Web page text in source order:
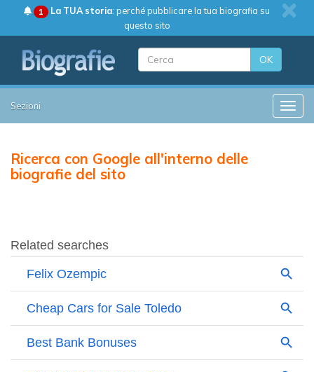
1 La TUA storia: perché pubblicare la tua biografia su
questo sito
OK
Sezioni
Ricerca con Google all'interno delle
biografie del sito